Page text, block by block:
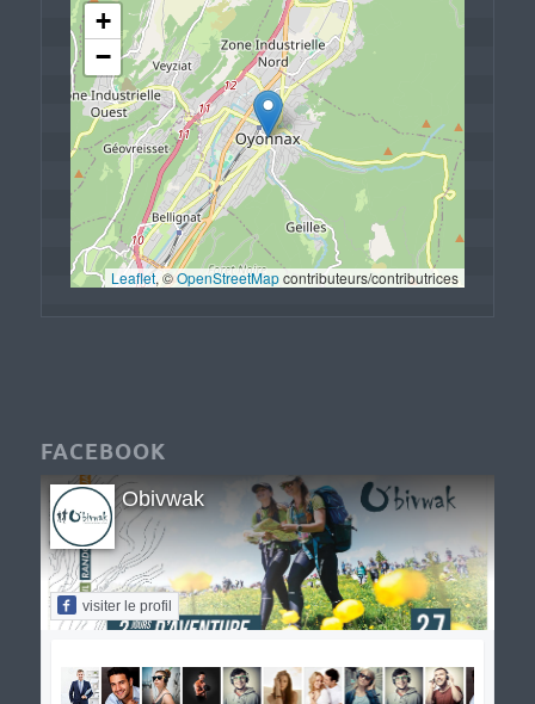
+
−
Leaflet, © OpenStreetMap contributeurs/contributrices
FACEBOOK
Obivwak
visiter le profil